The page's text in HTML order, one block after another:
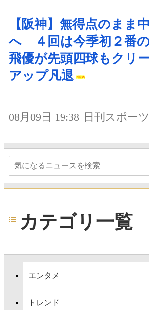
【阪神】無得点のまま
へ ４回は今季初２番
飛優が先頭四球もクリ
アップ凡退
08月09日 19:38 日刊スポーツ
カテゴリ一覧
エンタメ
トレンド